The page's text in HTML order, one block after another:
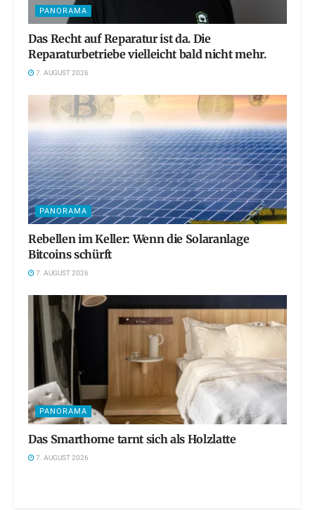
PANORAMA
Das Recht auf Reparatur ist da. Die
Reparaturbetriebe vielleicht bald nicht mehr.
7. AUGUST 2026
PANORAMA
Rebellen im Keller: Wenn die Solaranlage
Bitcoins schürft
7. AUGUST 2026
PANORAMA
Das Smarthome tarnt sich als Holzlatte
7. AUGUST 2026